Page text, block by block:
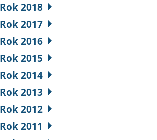
Rok 2018
Rok 2017
Rok 2016
Rok 2015
Rok 2014
Rok 2013
Rok 2012
Rok 2011